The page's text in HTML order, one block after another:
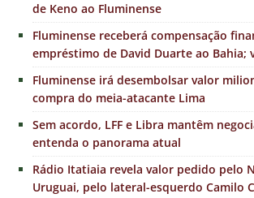
de Keno ao Fluminense
Fluminense receberá compensação
empréstimo de David Duarte ao Bahia;
Fluminense irá desembolsar valor
compra do meia-atacante Lima
Sem acordo, LFF e Libra mantêm
entenda o panorama atual
Rádio Itatiaia revela valor pedido pelo
Uruguai, pelo lateral-esquerdo Camilo